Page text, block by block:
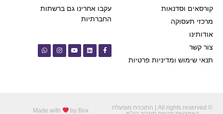
קורסאים וסדנאות
מרכזי תעסוקה
אודותינו
צור קשר
תנאי שימוש ומדיניות פרטיות
עקבו אחרינו גם ברשתות
החברתיות
© All rights reserved | התוכנית מופעלת
Made with by Box